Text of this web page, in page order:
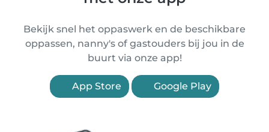
Bekijk snel het oppaswerk en de beschikbare
oppassen, nanny's of gastouders bij jou in de
buurt via onze app!
App Store Google Play